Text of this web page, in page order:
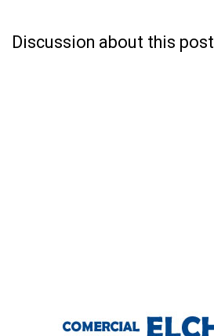
Discussion about this post